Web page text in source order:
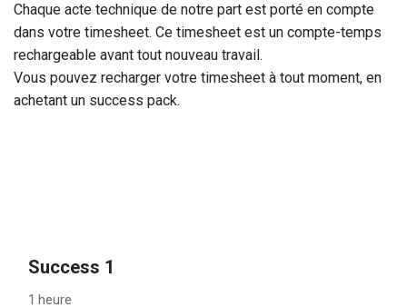
Chaque acte technique de notre part est porté en compte
dans votre timesheet. Ce timesheet est un compte-temps
rechargeable avant tout nouveau travail.
Vous pouvez recharger votre timesheet à tout moment, en
achetant un success pack.
Success 1
1 heure